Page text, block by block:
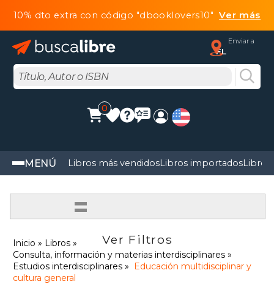
10% dto extra con código "dbooklovers10"Ver más
Enviar a
FL
0
MENÚ Libros más vendidosLibros importadosLibros
=
Ver Filtros
Inicio
Libros
Consulta, información y materias interdisciplinares
Estudios interdisciplinares
Educación multidisciplinar y
cultura general